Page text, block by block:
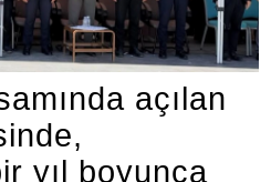
açılan
yıl boyunca